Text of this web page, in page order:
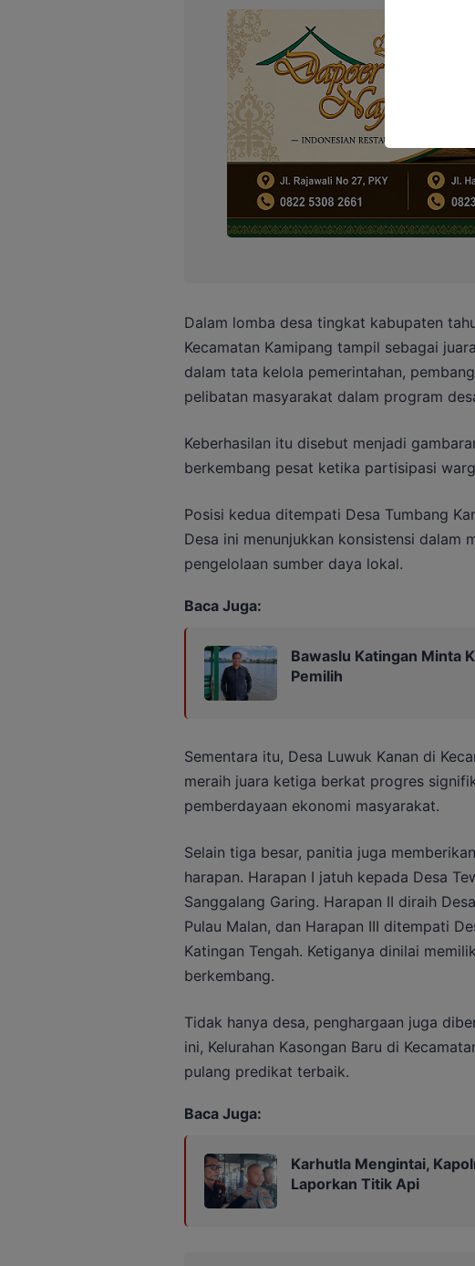
Dalam lomba desa tingkat kabupaten
Kecamatan Kamipang tampil sebagai
dalam tata kelola pemerintahan,
pelibatan masyarakat dalam program
Keberhasilan itu disebut menjadi
berkembang pesat ketika partisipasi
Posisi kedua ditempati Desa Tumbang
Desa ini menunjukkan konsistensi dalam
pengelolaan sumber daya lokal.
Baca Juga:
Bawaslu Katingan Minta
Pemilih
Sementara itu, Desa Luwuk Kanan di
meraih juara ketiga berkat progres
pemberdayaan ekonomi masyarakat.
Selain tiga besar, panitia juga
harapan. Harapan I jatuh kepada Desa
Sanggalang Garing. Harapan II diraih
Pulau Malan, dan Harapan III ditempati
Katingan Tengah. Ketiganya dinilai
berkembang.
Tidak hanya desa, penghargaan juga
ini, Kelurahan Kasongan Baru di
pulang predikat terbaik.
Baca Juga:
Karhutla Mengintai,
Laporkan Titik Api